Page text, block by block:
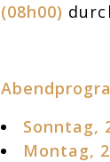
(08h00)
Sonntag,
Montag,